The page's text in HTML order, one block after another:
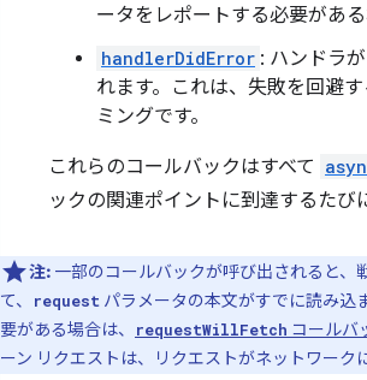
ータをレポートする必要がある
handlerDidError : ハンドラが
れます。これは、失敗を回避
ミングです。
これらのコールバックはすべて
ックの関連ポイントに到達するたび
注: 一部のコールバックが呼び出されると
て、
request パラメータの本文がすでに読み込
要がある場合は、
requestWillFetch コールバ
ーン リクエストは、リクエストがネットワー